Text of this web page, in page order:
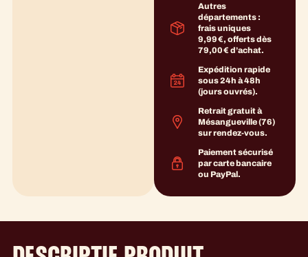
Autres
départements :
frais uniques
9,99 €, offerts dès
79,00 € d’achat.
Expédition rapide
sous 24h à 48h
(jours ouvrés).
Retrait gratuit à
Mésangueville (76)
sur rendez-vous.
Paiement sécurisé
par carte bancaire
ou PayPal.